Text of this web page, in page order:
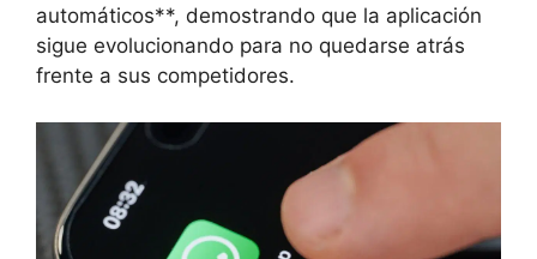
automáticos**, demostrando que la aplicación
sigue evolucionando para no quedarse atrás
frente a sus competidores.